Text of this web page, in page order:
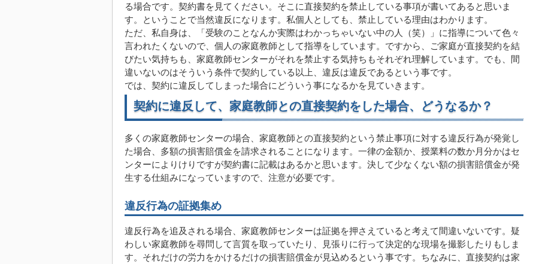
る場合です。契約書を見てください。そこに直接契約を禁止している事項が書いてあると思いま
す。ということで当然違反になります。私個人としても、禁止している理由はわかります。
ただ、私自身は、「受験のことなんか実際はわかっちゃいない中の人（笑）」に指導について色々
言われたくないので、個人の家庭教師として指導をしています。ですから、ご家庭が直接契約を結
びたい気持ちも、家庭教師センターがそれを禁止する気持ちもそれぞれ理解しています。でも、間
違いないのはそういう条件で契約している以上、違反は違反であるという事です。
では、契約に違反してしまった場合にどういう事になるかを見ていきます。
契約に違反して、家庭教師との直接契約をした場合、どうなるか？
多くの家庭教師センターの場合、家庭教師との直接契約という禁止事項に対する違反行為が発覚し
た場合、多額の損害賠償金を請求されることになります。一律の金額か、授業料の数か月分かはセ
ンターによりけりですが契約書に記載はあるかと思います。決して少なくない額の損害賠償金が発
生する仕組みになっていますので、注意が必要です。
違反行為の証拠集め
違反行為を追及される場合、家庭教師センターは証拠を押さえていると考えて間違いないです。疑
わしい家庭教師を尋問して言質を取っていたり、見張りに行って決定的な現場を撮影したりもしま
す。それだけの労力をかけるだけの損害賠償金が見込めるという事です。ちなみに、直接契約は家